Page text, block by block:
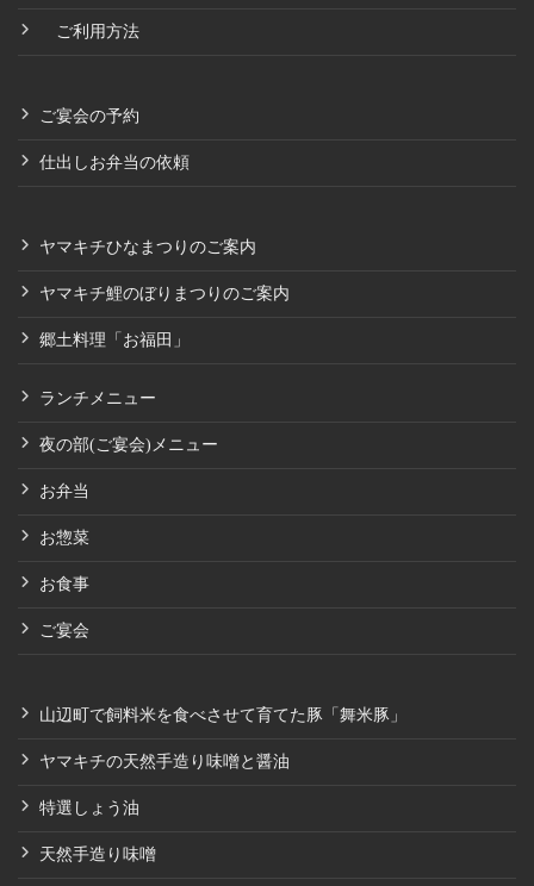
ご利用方法
ご宴会の予約
仕出しお弁当の依頼
ヤマキチひなまつりのご案内
ヤマキチ鯉のぼりまつりのご案内
郷土料理「お福田」
ランチメニュー
夜の部(ご宴会)メニュー
お弁当
お惣菜
お食事
ご宴会
山辺町で飼料米を食べさせて育てた豚「舞米豚」
ヤマキチの天然手造り味噌と醤油
特選しょう油
天然手造り味噌